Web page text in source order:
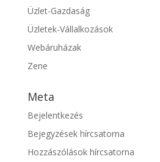
Üzlet-Gazdaság
Üzletek-Vállalkozások
Webáruházak
Zene
Meta
Bejelentkezés
Bejegyzések hírcsatorna
Hozzászólások hírcsatorna